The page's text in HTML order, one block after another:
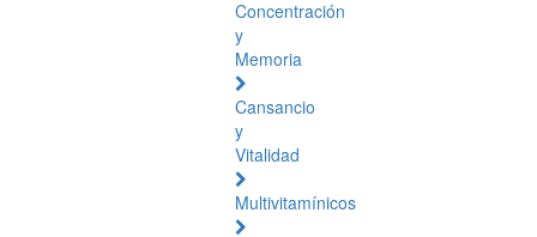
Concentración
y
Memoria
Cansancio
y
Vitalidad
Multivitamínicos